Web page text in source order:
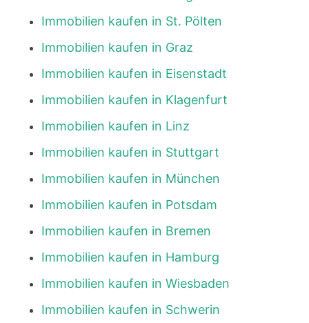
Immobilien kaufen in St. Pölten
Immobilien kaufen in Graz
Immobilien kaufen in Eisenstadt
Immobilien kaufen in Klagenfurt
Immobilien kaufen in Linz
Immobilien kaufen in Stuttgart
Immobilien kaufen in München
Immobilien kaufen in Potsdam
Immobilien kaufen in Bremen
Immobilien kaufen in Hamburg
Immobilien kaufen in Wiesbaden
Immobilien kaufen in Schwerin